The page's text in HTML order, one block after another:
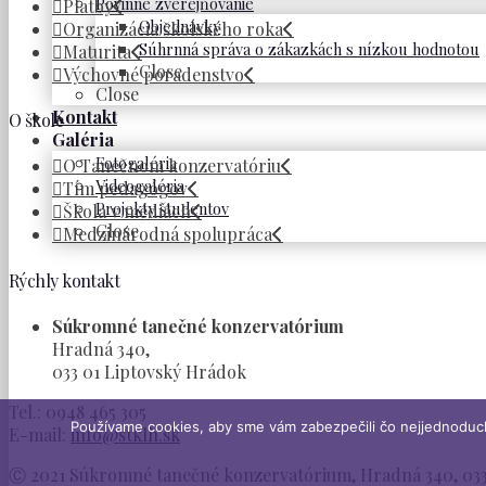
Objednávky
Súhrnná správa o zákazkách s nízkou hodnotou
Close
Close
Kontakt
Galéria
Fotogaléria
Videogaléria
Projekty študentov
Close
Platby
Organizácia školského roka
Maturita
Výchovné poradenstvo
O škole
O Tanečnom konzervatóriu
Tím pedagógov
Škola v médiách
Medzinárodná spolupráca
Rýchly kontakt
Súkromné tanečné konzervatórium
Hradná 340,
033 01 Liptovský Hrádok
Tel.: 0948 465 305
E-mail: info@stklh.sk
Ⓒ 2021 Súkromné tanečné konzervatórium, Hradná 340,
Používame cookies, aby sme vám zabezpečili čo